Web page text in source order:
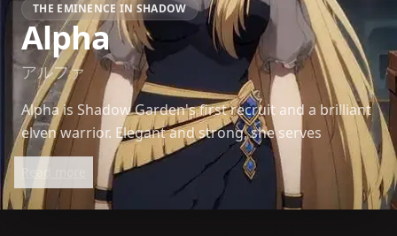
THE EMINENCE IN SHADOW
Alpha
アルファ
Alpha is Shadow Garden's first recruit and a brilliant
elven warrior. Elegant and strong, she serves
Shadow with unmatched loyalty in *The Eminence in
Shadow*.
Read more